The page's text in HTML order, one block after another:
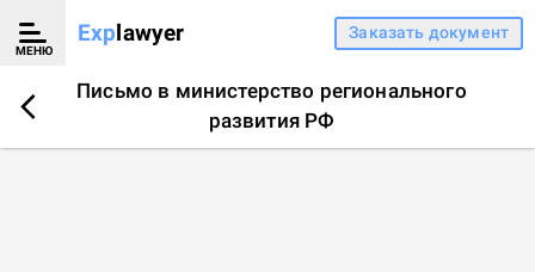
МЕНЮ
Explawyer Заказать документ
Письмо в министерство регионального
развития РФ